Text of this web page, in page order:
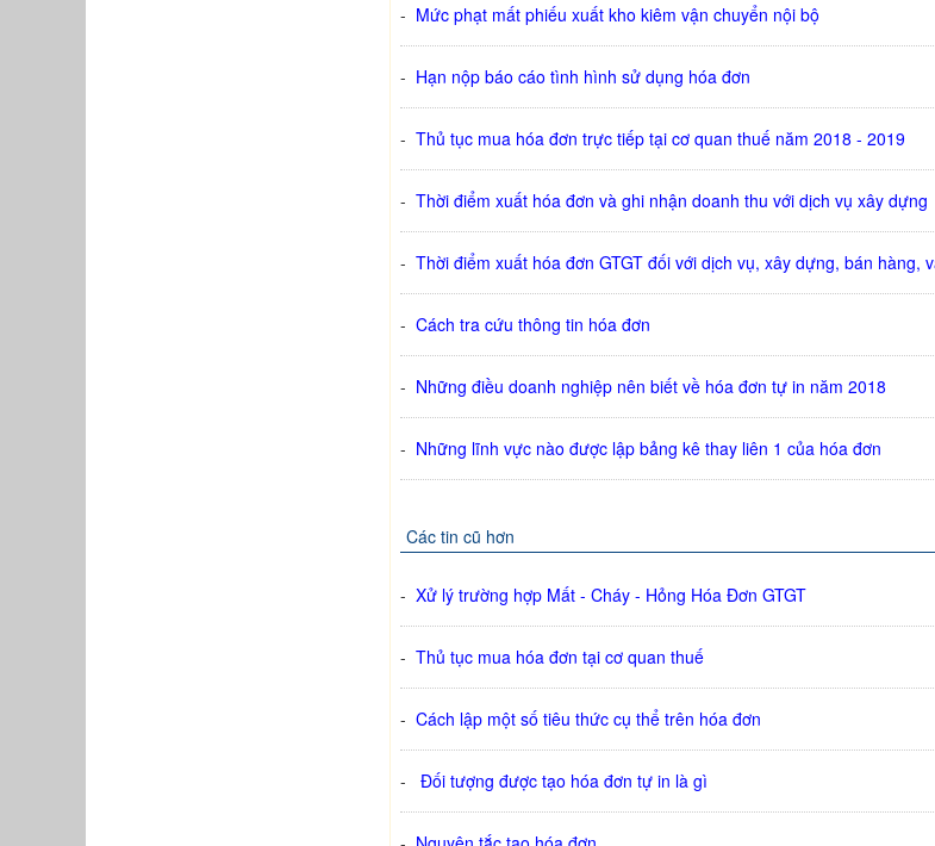
- Mức phạt mất phiếu xuất kho kiêm vận chuyển nội bộ
- Hạn nộp báo cáo tình hình sử dụng hóa đơn
- Thủ tục mua hóa đơn trực tiếp tại cơ quan thuế năm 2018 - 2019
- Thời điểm xuất hóa đơn và ghi nhận doanh thu với dịch vụ xây dựng
- Thời điểm xuất hóa đơn GTGT đối với dịch vụ, xây dựng, bán hàng,
- Cách tra cứu thông tin hóa đơn
- Những điều doanh nghiệp nên biết về hóa đơn tự in năm 2018
- Những lĩnh vực nào được lập bảng kê thay liên 1 của hóa đơn
Các tin cũ hơn
- Xử lý trường hợp Mất - Cháy - Hỏng Hóa Đơn GTGT
- Thủ tục mua hóa đơn tại cơ quan thuế
- Cách lập một số tiêu thức cụ thể trên hóa đơn
- Đối tượng được tạo hóa đơn tự in là gì